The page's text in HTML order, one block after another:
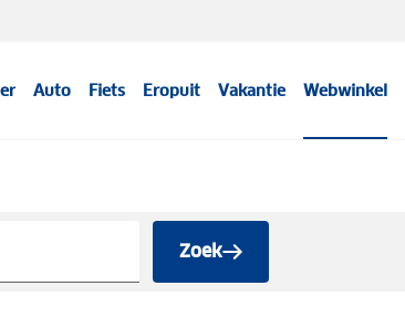
Auto Fiets Eropuit Vakantie Webwinkel
Zoek